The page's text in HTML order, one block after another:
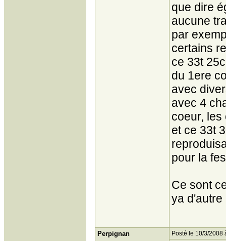
que dire
aucune
par
certains
ce 33t
du 1ere
avec
avec 4
coeur, les
et ce 33t
pour la
Ce sont
ya d'autre
Perpignan Posté le 10/3/2008